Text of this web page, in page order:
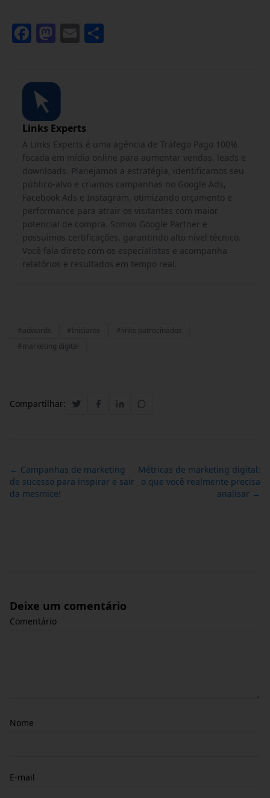
Facebook
Mastodon
Email
Links Experts
A Links Experts é uma agência de Tráfego Pago 100%
focada em mídia online para aumentar vendas, leads e
downloads. Planejamos a estratégia, identificamos seu
público-alvo e criamos campanhas no Google Ads,
Facebook Ads e Instagram, otimizando orçamento e
performance para atrair os visitantes com maior
potencial de compra. Somos Google Partner e
possuímos certificações, garantindo alto nível técnico.
Você fala direto com os especialistas e acompanha
relatórios e resultados em tempo real.
#adwords #Iniciante
#links patrocinados
#marketing digital
Compartilhar:
← Campanhas de marketing
de sucesso para inspirar e sair
da mesmice!
Métricas de marketing digital:
o que você realmente precisa
analisar →
Deixe um comentário
Comentário
Nome
E-mail